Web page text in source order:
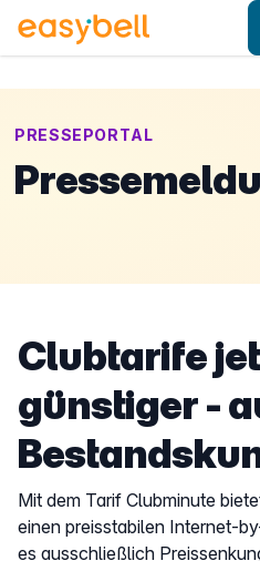
PRESSEPORTAL
Clubtarife
günstiger -
Mit dem Tarif Clubminute
einen preisstabilen Internet-
es ausschließlich